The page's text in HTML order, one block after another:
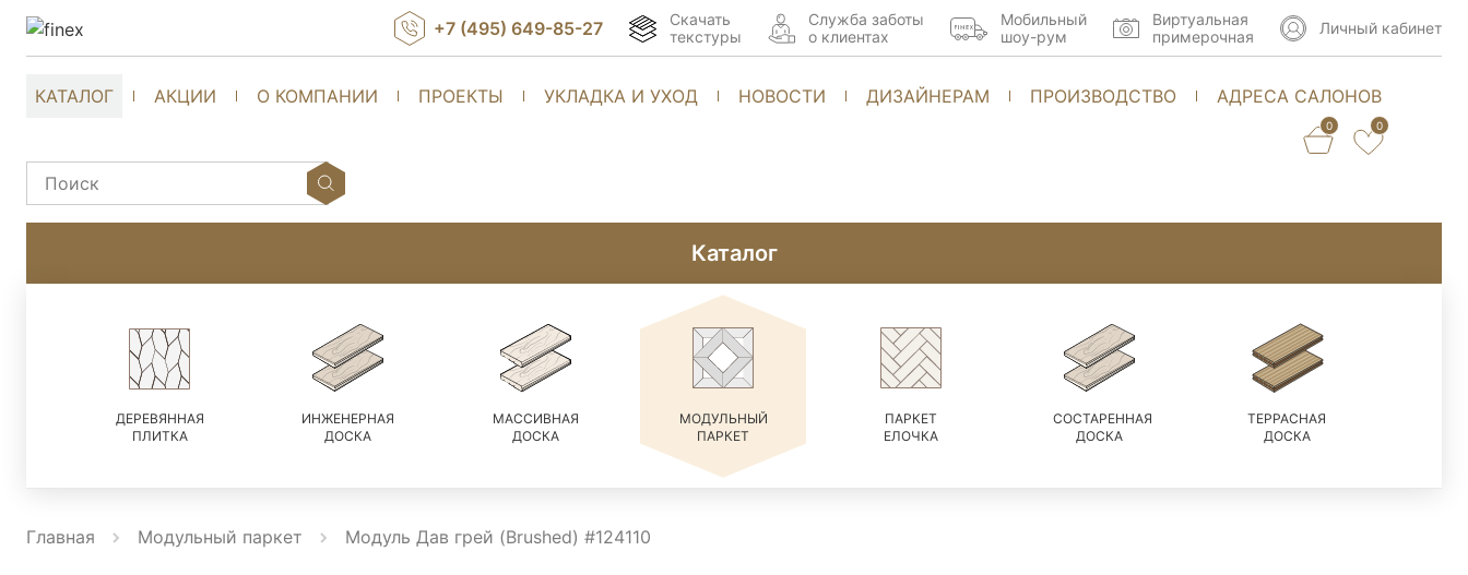
КАТАЛОГ АКЦИИ О КОМПАНИИ ПРОЕКТЫ УКЛАДКА И УХОД НОВОСТИ ДИЗАЙНЕРАМ ПРОИЗВОДСТВО АДРЕСА САЛОНОВ
0 0
+7 (495) 649-85-27
Скачать
текстуры
Cлужба заботы
о клиентах
Мобильный
шоу-рум
Виртуальная
примерочная
Личный кабинет
Каталог
ДЕРЕВЯННАЯ
ПЛИТКА
ИНЖЕНЕРНАЯ
ДОСКА
МАССИВНАЯ
ДОСКА
МОДУЛЬНЫЙ
ПАРКЕТ
ПАРКЕТ
ЕЛОЧКА
СОСТАРЕННАЯ
ДОСКА
ТЕРРАСНАЯ
ДОСКА
Главная Модульный паркет Модуль Дав грей (Brushed) #124110